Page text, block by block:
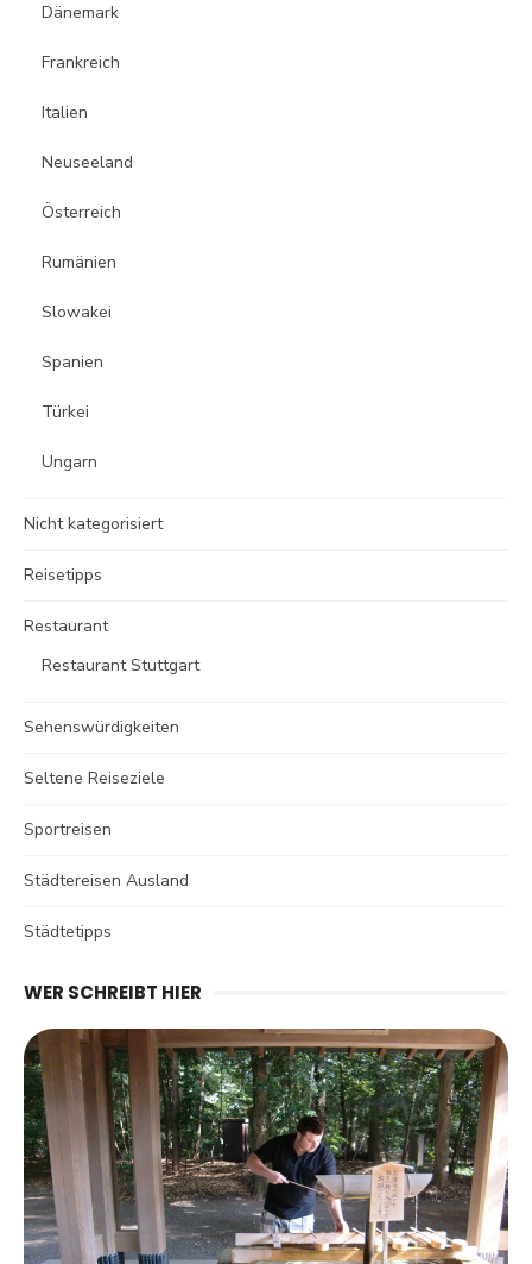
Dänemark
Frankreich
Italien
Neuseeland
Österreich
Rumänien
Slowakei
Spanien
Türkei
Ungarn
Nicht kategorisiert
Reisetipps
Restaurant
Restaurant Stuttgart
Sehenswürdigkeiten
Seltene Reiseziele
Sportreisen
Städtereisen Ausland
Städtetipps
WER SCHREIBT HIER